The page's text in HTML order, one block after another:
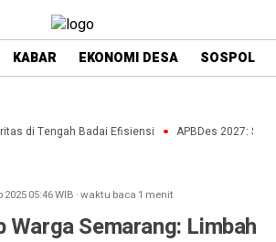
KABAR EKONOMI DESA SOSPOL
di Tengah Badai Efisiensi APBDes 2027:
202505:46WIB ·waktu baca 1 menit
Warga Semarang: Limbah